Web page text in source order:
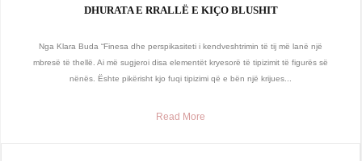
DHURATA E RRALLË E KIÇO BLUSHIT
Nga Klara Buda “Finesa dhe perspikasiteti i kendveshtrimin të tij më lanë një
mbresë të thellë. Ai më sugjeroi disa elementët kryesorë të tipizimit të figurës së
nënës. Ështe pikërisht kjo fuqi tipizimi që e bën një krijues...
Read More